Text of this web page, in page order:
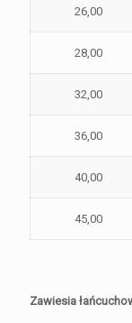
26,00
28,00
32,00
36,00
40,00
45,00
Zawiesia